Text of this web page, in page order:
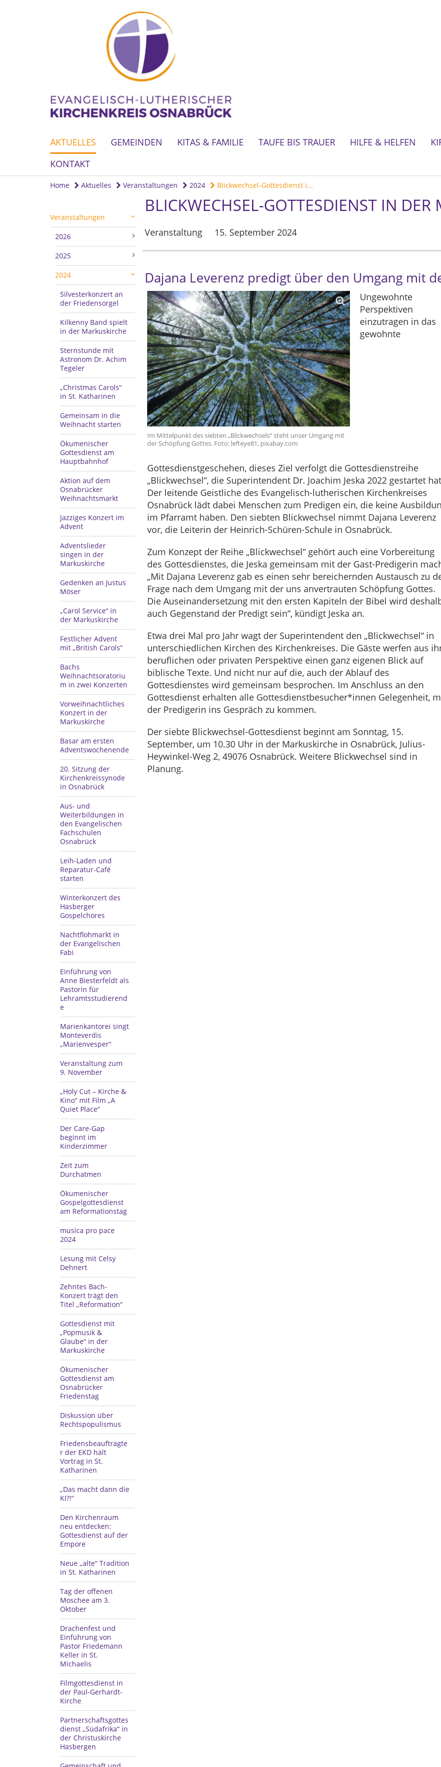
AKTUELLES GEMEINDEN KITAS & FAMILIE TAUFE BIS TRAUER HILFE & HELFEN
KONTAKT
Home Aktuelles Veranstaltungen 2024 Blickwechsel-Gottesdienst i...
Veranstaltungen
2026
2025
2024
Silvesterkonzert an
der Friedensorgel
Kilkenny Band spielt
in der Markuskirche
Sternstunde mit
Astronom Dr. Achim
Tegeler
„Christmas Carols“
in St. Katharinen
Gemeinsam in die
Weihnacht starten
Ökumenischer
Gottesdienst am
Hauptbahnhof
Aktion auf dem
Osnabrücker
Weihnachtsmarkt
Jazziges Konzert im
Advent
Adventslieder
singen in der
Markuskirche
Gedenken an Justus
Möser
„Carol Service“ in
der Markuskirche
Festlicher Advent
mit „British Carols“
Bachs
Weihnachtsoratoriu
m in zwei Konzerten
Vorweihnachtliches
Konzert in der
Markuskirche
Basar am ersten
Adventswochenende
20. Sitzung der
Kirchenkreissynode
in Osnabrück
Aus- und
Weiterbildungen in
den Evangelischen
Fachschulen
Osnabrück
Leih-Laden und
Reparatur-Café
starten
Winterkonzert des
Hasberger
Gospelchores
Nachtflohmarkt in
der Evangelischen
Fabi
Einführung von
Anne Biesterfeldt als
Pastorin für
Lehramtsstudierend
e
Marienkantorei singt
Monteverdis
„Marienvesper“
Veranstaltung zum
9. November
„Holy Cut – Kirche &
Kino“ mit Film „A
Quiet Place“
Der Care-Gap
beginnt im
Kinderzimmer
Zeit zum
Durchatmen
Ökumenischer
Gospelgottesdienst
am Reformationstag
musica pro pace
2024
Lesung mit Celsy
Dehnert
Zehntes Bach-
Konzert trägt den
Titel „Reformation“
Gottesdienst mit
„Popmusik &
Glaube“ in der
Markuskirche
Ökumenischer
Gottesdienst am
Osnabrücker
Friedenstag
Diskussion über
Rechtspopulismus
Friedensbeauftragte
r der EKD hält
Vortrag in St.
Katharinen
„Das macht dann die
KI?!“
Den Kirchenraum
neu entdecken:
Gottesdienst auf der
Empore
Neue „alte“ Tradition
in St. Katharinen
Tag der offenen
Moschee am 3.
Oktober
Drachenfest und
Einführung von
Pastor Friedemann
Keller in St.
Michaelis
Filmgottesdienst in
der Paul-Gerhardt-
Kirche
Partnerschaftsgottes
dienst „Südafrika“ in
der Christuskirche
Hasbergen
BLICKWECHSEL-GOTTESDIENST IN DER
Veranstaltung 15. September 2024
Dajana Leverenz predigt über den Umgang mit
Im Mittelpunkt des siebten „Blickwechsels“ steht unser Umgang mit
der Schöpfung Gottes. Foto: lefteye81, pixabay.com
Ungewohnte
Perspektiven
einzutragen in das
gewohnte
Gottesdienstgeschehen, dieses Ziel verfolgt die Gottesdienstreihe
„Blickwechsel“, die Superintendent Dr. Joachim Jeska 2022 gestartet
Der leitende Geistliche des Evangelisch-lutherischen Kirchenkreises
Osnabrück lädt dabei Menschen zum Predigen ein, die keine
im Pfarramt haben. Den siebten Blickwechsel nimmt Dajana Leverenz
vor, die Leiterin der Heinrich-Schüren-Schule in Osnabrück.
Zum Konzept der Reihe „Blickwechsel“ gehört auch eine Vorbereitung
des Gottesdienstes, die Jeska gemeinsam mit der Gast-Predigerin
„Mit Dajana Leverenz gab es einen sehr bereichernden Austausch zu
Frage nach dem Umgang mit der uns anvertrauten Schöpfung Gottes.
Die Auseinandersetzung mit den ersten Kapiteln der Bibel wird
auch Gegenstand der Predigt sein“, kündigt Jeska an.
Etwa drei Mal pro Jahr wagt der Superintendent den „Blickwechsel“ in
unterschiedlichen Kirchen des Kirchenkreises. Die Gäste werfen aus
beruflichen oder privaten Perspektive einen ganz eigenen Blick auf
biblische Texte. Und nicht nur auf die, auch der Ablauf des
Gottesdienstes wird gemeinsam besprochen. Im Anschluss an den
Gottesdienst erhalten alle Gottesdienstbesucher*innen Gelegenheit,
der Predigerin ins Gespräch zu kommen.
Der siebte Blickwechsel-Gottesdienst beginnt am Sonntag, 15.
September, um 10.30 Uhr in der Markuskirche in Osnabrück, Julius-
Heywinkel-Weg 2, 49076 Osnabrück. Weitere Blickwechsel sind in
Planung.